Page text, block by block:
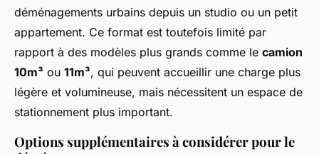
déménagements urbains depuis un studio ou un petit
appartement. Ce format est toutefois limité par
rapport à des modèles plus grands comme le camion
10m³ ou 11m³, qui peuvent accueillir une charge plus
légère et volumineuse, mais nécessitent un espace de
stationnement plus important.
Options supplémentaires à considérer pour le